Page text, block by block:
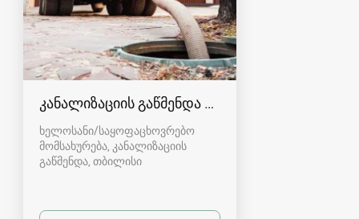
კანალიზაციის გაწმენდა თბილისი 557554000
ხელოსანი/საყოფაცხოვრებო
მომსახურება, კანალიზაციის
გაწმენდა თბილისი